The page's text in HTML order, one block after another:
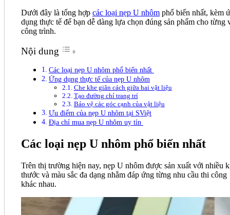
Dưới đây là tổng hợp các loại nẹp U nhôm phổ biến nhất, kèm
dụng thực tế để bạn dễ dàng lựa chọn đúng sản phẩm cho từng
công trình.
Nội dung
Các loại nẹp U nhôm phổ biến nhất
Ứng dụng thực tế của nẹp U nhôm
Che khe giãn cách giữa hai vật liệu
Tạo đường chỉ trang trí
Bảo vệ các góc cạnh của vật liệu
Ưu điểm của nẹp U nhôm tại SViệt
Địa chỉ mua nẹp U nhôm uy tín
Các loại nẹp U nhôm phổ biến nhất
Trên thị trường hiện nay, nẹp U nhôm được sản xuất với nhiều
thước và màu sắc đa dạng nhằm đáp ứng từng nhu cầu thi công
khác nhau.